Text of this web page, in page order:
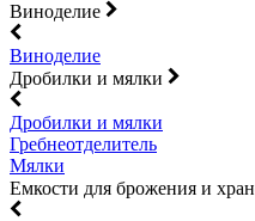
Виноделие
Виноделие
Дробилки и мялки
Дробилки и мялки
Гребнеотделитель
Мялки
Емкости для брожения и